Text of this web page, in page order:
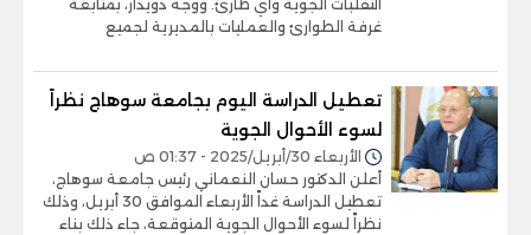
التقلبات الجوية وأي طارئ. ووجه دويدار، بمتابعة
غرفة الطوارئ والعمليات بالمديرية لجميع
تعطيل الدراسة اليوم بجامعة سوهاج نظراً
لسوء الأحوال الجوية
الأربعاء 30/أبريل/2025 - 01:37 ص
أعلن الدكتور حسان النعماني رئيس جامعة سوهاج،
تعطيل الدراسة غداً الأربعاء الموافق 30 أبريل، وذلك
نظراً لسوء الأحوال الجوية المتوقعة، جاء ذلك بناء